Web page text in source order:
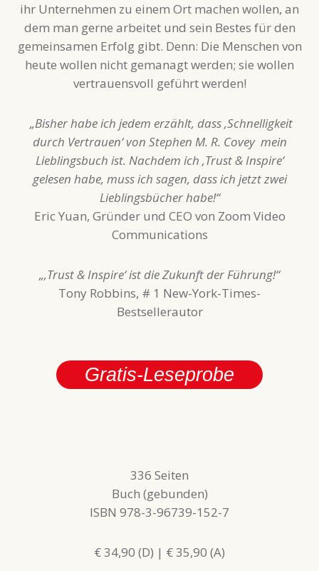
ihr Unternehmen zu einem Ort machen wollen, an
dem man gerne arbeitet und sein Bestes für den
gemeinsamen Erfolg gibt. Denn: Die Menschen von
heute wollen nicht gemanagt werden; sie wollen
vertrauensvoll geführt werden!
„Bisher habe ich jedem erzählt, dass ‚Schnelligkeit
durch Vertrauen‘ von Stephen M. R. Covey mein
Lieblingsbuch ist. Nachdem ich ‚Trust & Inspire‘
gelesen habe, muss ich sagen, dass ich jetzt zwei
Lieblingsbücher habe!“
Eric Yuan, Gründer und CEO von Zoom Video
Communications
„‚Trust & Inspire‘ ist die Zukunft der Führung!“
Tony Robbins, # 1 New-York-Times-
Bestsellerautor
Gratis-Leseprobe
336 Seiten
Buch (gebunden)
ISBN 978-3-96739-152-7
€ 34,90 (D) | € 35,90 (A)